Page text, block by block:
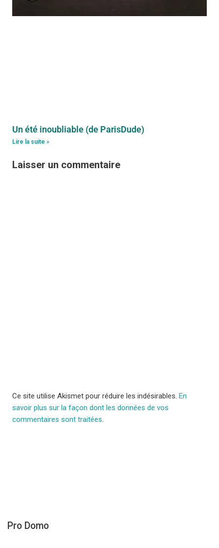
Un été inoubliable (de ParisDude)
Lire la suite »
Laisser un commentaire
Ce site utilise Akismet pour réduire les indésirables. En
savoir plus sur la façon dont les données de vos
commentaires sont traitées.
Pro Domo